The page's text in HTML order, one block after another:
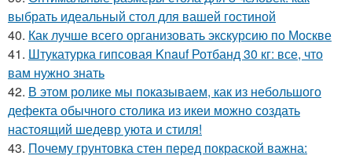
выбрать идеальный стол для вашей гостиной
40. Как лучше всего организовать экскурсию по Москве
41. Штукатурка гипсовая Knauf Ротбанд 30 кг: все, что
вам нужно знать
42. В этом ролике мы показываем, как из небольшого
дефекта обычного столика из икеи можно создать
настоящий шедевр уюта и стиля!
43. Почему грунтовка стен перед покраской важна: